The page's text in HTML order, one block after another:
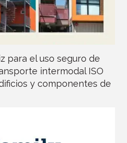
para el uso seguro de
intermodal ISO
y componentes de